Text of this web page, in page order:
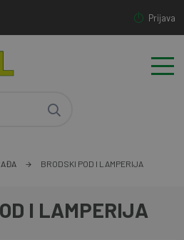
Prijava
BRODSKI POD I LAMPERIJA
I LAMPERIJA